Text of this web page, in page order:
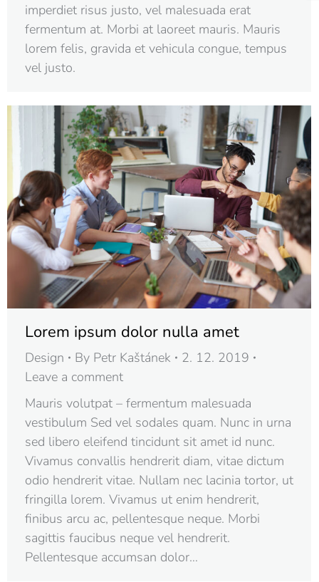
imperdiet risus justo, vel malesuada erat
fermentum at. Morbi at laoreet mauris. Mauris
lorem felis, gravida et vehicula congue, tempus
vel justo.
Lorem ipsum dolor nulla amet
Design By Petr Kaštánek
2. 12. 2019
Leave a comment
Mauris volutpat – fermentum malesuada
vestibulum Sed vel sodales quam. Nunc in urna
sed libero eleifend tincidunt sit amet id nunc.
Vivamus convallis hendrerit diam, vitae dictum
odio hendrerit vitae. Nullam nec lacinia tortor, ut
fringilla lorem. Vivamus ut enim hendrerit,
finibus arcu ac, pellentesque neque. Morbi
sagittis faucibus neque vel hendrerit.
Pellentesque accumsan dolor…